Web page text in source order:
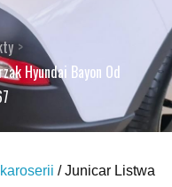
Hyundai Bayon Od
/ Junicar Listwa